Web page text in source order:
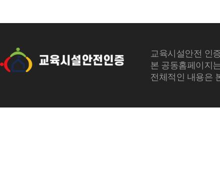
교육시설안전 인
본 공동홈페이지
전체적인 내용은